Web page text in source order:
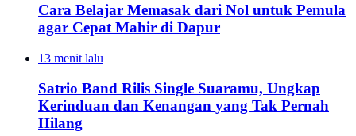
Cara Belajar Memasak dari Nol untuk Pemula
agar Cepat Mahir di Dapur
13 menit lalu
Satrio Band Rilis Single Suaramu, Ungkap
Kerinduan dan Kenangan yang Tak Pernah
Hilang